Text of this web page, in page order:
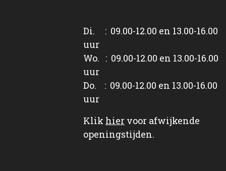
Di. : 09.00-12.00 en 13.00-16.00
uur
Wo. : 09.00-12.00 en 13.00-16.00
uur
Do. : 09.00-12.00 en 13.00-16.00
uur
Klik hier voor afwijkende
openingstijden.